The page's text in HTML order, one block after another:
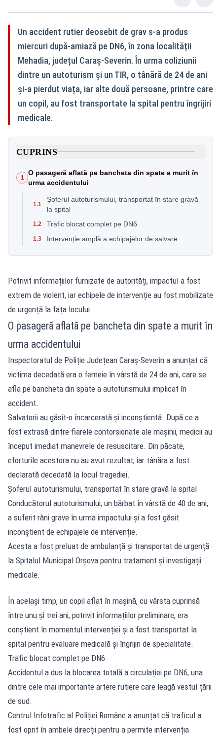
Un accident rutier deosebit de grav s-a produs
miercuri după-amiază pe DN6, în zona localității
Mehadia, județul Caraș-Severin. În urma coliziunii
dintre un autoturism și un TIR, o tânără de 24 de ani
și-a pierdut viața, iar alte două persoane, printre care
un copil, au fost transportate la spital pentru îngrijiri
medicale.
CUPRINS
1
O pasageră aflată pe bancheta din spate a murit în
urma accidentului
1.1
Șoferul autoturismului, transportat în stare gravă
la spital
1.2 Trafic blocat complet pe DN6
1.3 Intervenție amplă a echipajelor de salvare
Potrivit informațiilor furnizate de autorități, impactul a fost
extrem de violent, iar echipele de intervenție au fost mobilizate
de urgență la fața locului.
O pasageră aflată pe bancheta din spate a murit în
urma accidentului
Inspectoratul de Poliție Județean Caraș-Severin a anunțat că
victima decedată era o femeie în vârstă de 24 de ani, care se
afla pe bancheta din spate a autoturismului implicat în
accident.
Salvatorii au găsit-o încarcerată și inconștientă. După ce a
fost extrasă dintre fiarele contorsionate ale mașinii, medicii au
început imediat manevrele de resuscitare. Din păcate,
eforturile acestora nu au avut rezultat, iar tânăra a fost
declarată decedată la locul tragediei.
Șoferul autoturismului, transportat în stare gravă la spital
Conducătorul autoturismului, un bărbat în vârstă de 40 de ani,
a suferit răni grave în urma impactului și a fost găsit
inconștient de echipajele de intervenție.
Acesta a fost preluat de ambulanță și transportat de urgență
la Spitalul Municipal Orșova pentru tratament și investigații
medicale.
În același timp, un copil aflat în mașină, cu vârsta cuprinsă
între unu și trei ani, potrivit informațiilor preliminare, era
conștient în momentul intervenției și a fost transportat la
spital pentru evaluare medicală și îngrijiri de specialitate.
Trafic blocat complet pe DN6
Accidentul a dus la blocarea totală a circulației pe DN6, una
dintre cele mai importante artere rutiere care leagă vestul țării
de sud.
Centrul Infotrafic al Poliției Române a anunțat că traficul a
fost oprit în ambele direcții pentru a permite intervenția